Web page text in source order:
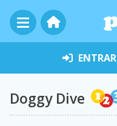
ENTRAR
Doggy Dive